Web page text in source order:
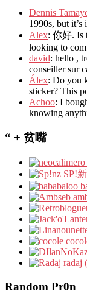
Dennis
1990s, but
Alex: 你好. Is
looking to
david: hello ,
conseiller sur
Álex: Do you
sticker? This
Achoo: I
knowing
“ + 贫嘴
SP!
radaj
Random Pr0n